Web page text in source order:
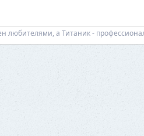
любителями, а Титаник -